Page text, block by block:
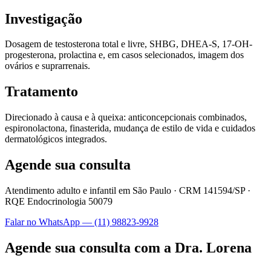
Investigação
Dosagem de testosterona total e livre, SHBG, DHEA-S, 17-OH-
progesterona, prolactina e, em casos selecionados, imagem dos
ovários e suprarrenais.
Tratamento
Direcionado à causa e à queixa: anticoncepcionais combinados,
espironolactona, finasterida, mudança de estilo de vida e cuidados
dermatológicos integrados.
Agende sua consulta
Atendimento adulto e infantil em São Paulo · CRM 141594/SP·
RQE Endocrinologia 50079
Falar no WhatsApp — (11) 98823-9928
Agende sua consulta com a Dra. Lorena